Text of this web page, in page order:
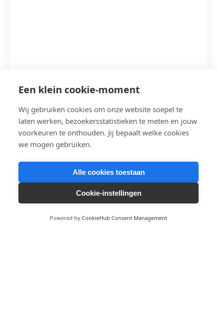
Belangrijke mededelingen
Drachtster Schaak Club
9201 BL Drachten
info@schaakclubdrachten.nl
KVK-nummer: 40002736
Een klein cookie-moment
Wij gebruiken cookies om onze website soepel te
laten werken, bezoekersstatistieken te meten en jouw
voorkeuren te onthouden. Jij bepaalt welke cookies
we mogen gebruiken.
Alle cookies toestaan
Cookie-instellingen
Powered by CookieHub Consent Management